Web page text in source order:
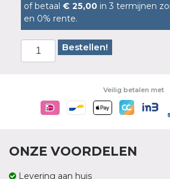
of betaal € 25,00 in 3 termijnen
en 0% rente.
Bestellen!
Veilig betalen met
ONZE VOORDELEN
Levering aan huis